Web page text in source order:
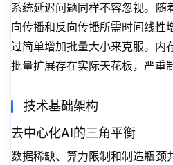
系统延迟问题同样不容忽视。随
向传播和反向传播所需时间线性
过简单增加批量大小来克服。内
批量扩展存在实际天花板，严重
技术基础架构
去中心化AI的三角平衡
数据稀缺、算力限制和制造瓶颈